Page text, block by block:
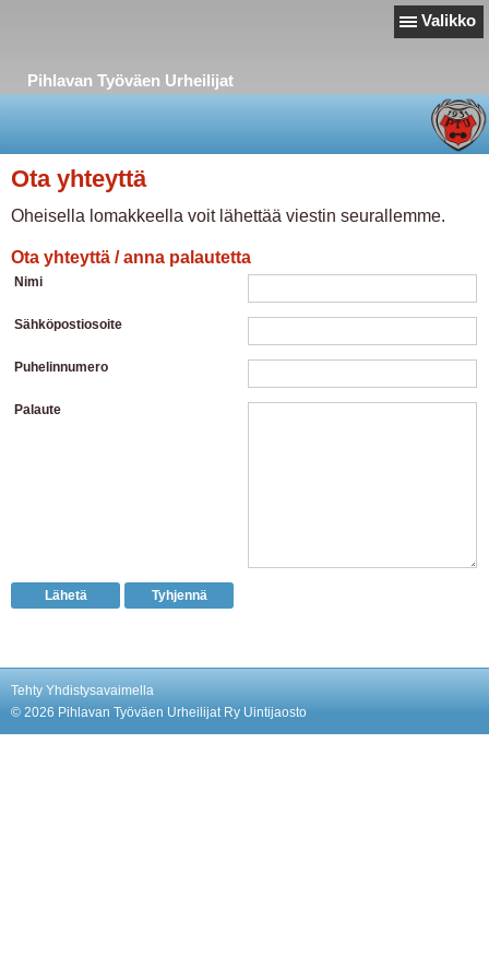
Valikko
Pihlavan Työväen Urheilijat
Ota yhteyttä
Oheisella lomakkeella voit lähettää viestin seurallemme.
Ota yhteyttä / anna palautetta
Nimi
Sähköpostiosoite
Puhelinnumero
Palaute
Tehty Yhdistysavaimella
© 2026 Pihlavan Työväen Urheilijat Ry Uintijaosto